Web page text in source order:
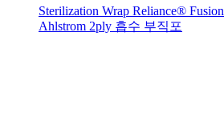
Sterilization Wrap Reliance® Fusion
Ahlstrom 2ply 흡수 부직포